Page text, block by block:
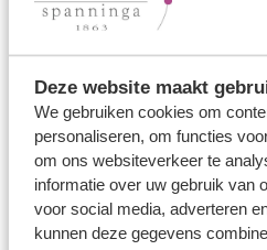
Deze website maakt
We gebruiken cookies om
personaliseren, om functies
om ons websiteverkeer te
informatie over uw gebruik van
voor social media, adverteren
kunnen deze gegevens
Trouwringen
Verlovingsringen
Vriendschapsringen
Over ons
Aller Spanninga